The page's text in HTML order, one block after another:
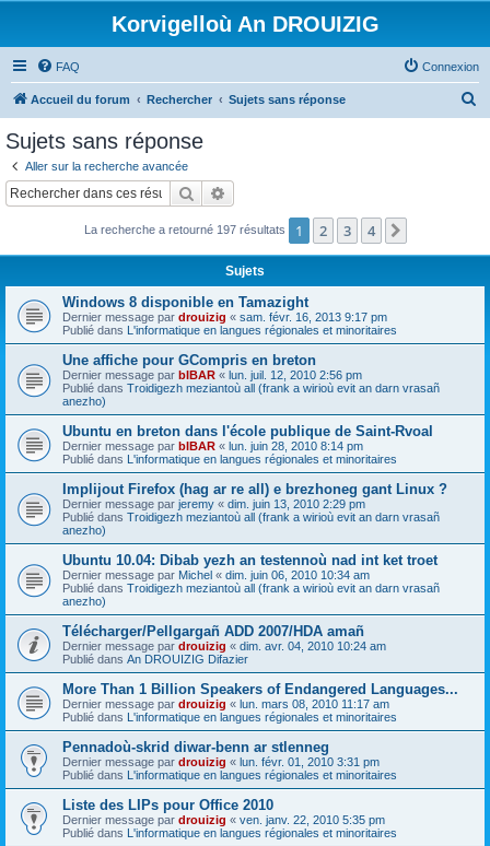
Korvigelloù An DROUIZIG
FAQ Connexion
Accueil du forum Rechercher Sujets sans réponse
c
Sujets sans réponse
Aller sur la recherche avancée
Rechercher
La recherche a retourné 197 résultats 1 2 3 4
Sujets
Windows 8 disponible en Tamazight
Dernier message par drouizig « sam. févr. 16, 2013 9:17 pm
Publié dans L'informatique en langues régionales et minoritaires
Une affiche pour GCompris en breton
Dernier message par bIBAR « lun. juil. 12, 2010 2:56 pm
Publié dans Troidigezh meziantoù all (frank a wirioù evit an darn vrasañ
anezho)
Ubuntu en breton dans l'école publique de Saint-Rvoal
Dernier message par bIBAR « lun. juin 28, 2010 8:14 pm
Publié dans L'informatique en langues régionales et minoritaires
Implijout Firefox (hag ar re all) e brezhoneg gant Linux ?
Dernier message par jeremy « dim. juin 13, 2010 2:29 pm
Publié dans Troidigezh meziantoù all (frank a wirioù evit an darn vrasañ
anezho)
Ubuntu 10.04: Dibab yezh an testennoù nad int ket troet
Dernier message par Michel « dim. juin 06, 2010 10:34 am
Publié dans Troidigezh meziantoù all (frank a wirioù evit an darn vrasañ
anezho)
Télécharger/Pellgargañ ADD 2007/HDA amañ
Dernier message par drouizig « dim. avr. 04, 2010 10:24 am
Publié dans An DROUIZIG Difazier
More Than 1 Billion Speakers of Endangered Languages...
Dernier message par drouizig « lun. mars 08, 2010 11:17 am
Publié dans L'informatique en langues régionales et minoritaires
Pennadoù-skrid diwar-benn ar stlenneg
Dernier message par drouizig « lun. févr. 01, 2010 3:31 pm
Publié dans L'informatique en langues régionales et minoritaires
Liste des LIPs pour Office 2010
Dernier message par drouizig « ven. janv. 22, 2010 5:35 pm
Publié dans L'informatique en langues régionales et minoritaires